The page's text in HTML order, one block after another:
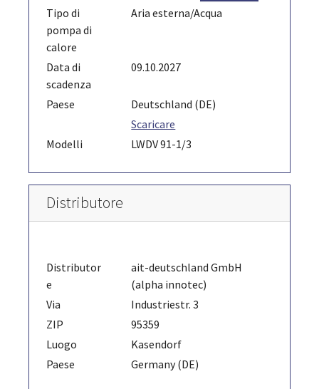
Tipo di
pompa di
calore
Aria esterna/Acqua
Data di
scadenza
09.10.2027
Paese
Deutschland (DE)
Scaricare
Modelli
LWDV 91-1/3
Distributore
Distributor
e
ait-deutschland GmbH
(alpha innotec)
Via
Industriestr. 3
ZIP
95359
Luogo
Kasendorf
Paese
Germany (DE)